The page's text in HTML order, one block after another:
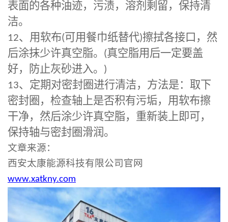
表面的各种油迹，污渍，溶剂剩留，保持清
洁。
12、用软布(可用餐巾纸替代)擦拭各接口，然
后涂抹少许真空脂。 (真空脂用后一定要盖
好，防止灰砂进入。 )
13、定期对密封圈进行清洁，方法是：取下
密封圈，检查轴上是否积有污垢，用软布擦
干净，然后涂少许真空脂，重新装上即可，
保持轴与密封圈滑润。
文章来源：
西安太康能源科技有限公司官网
www.xatkny.com